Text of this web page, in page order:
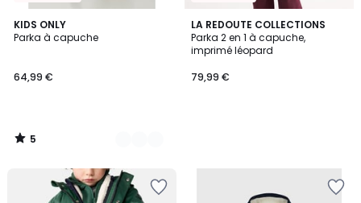
KIDS ONLY
Parka à capuche
64,99 €
5
/
3
Couleurs
5
/
LA REDOUTE COLLECTIONS
Parka 2 en 1 à capuche,
imprimé léopard
79,99 €